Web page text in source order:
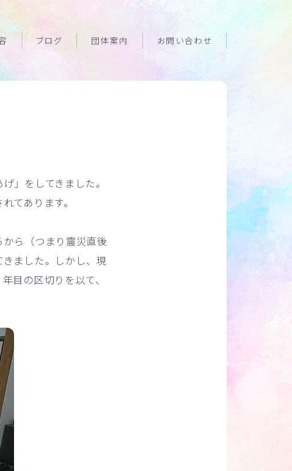
ブログ 団体案内 お問い合わせ
」をしてきました。
てあります。
から（つまり震災直後
ました。しかし、現
目の区切りを以て、